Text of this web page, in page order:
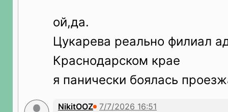
ой,да.
Цукарева реально филиал
Краснодарском крае
я панически боялась
NikitOOZ